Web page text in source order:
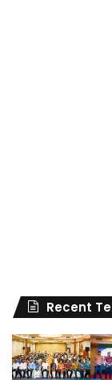
Recent